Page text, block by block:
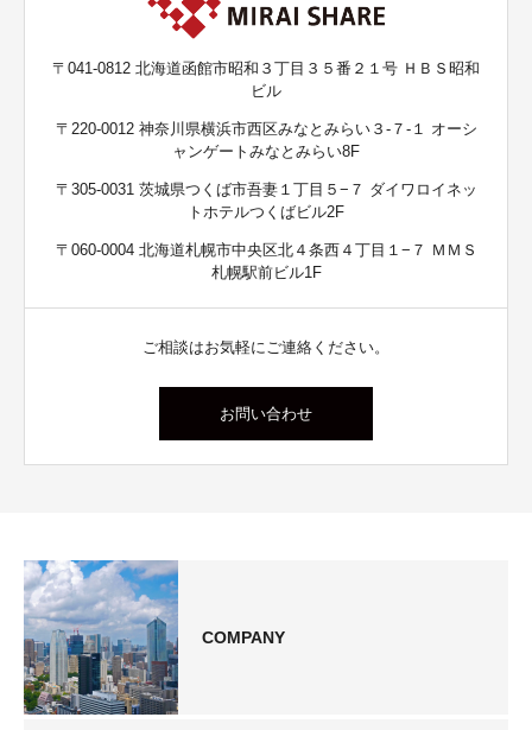
〒041-0812 北海道函館市昭和３丁目３５番２１号 ＨＢＳ昭和
ビル
〒220-0012 神奈川県横浜市西区みなとみらい３-７-１ オーシ
ャンゲートみなとみらい8F
〒305-0031 茨城県つくば市吾妻１丁目５−７ ダイワロイネッ
トホテルつくばビル2F
〒060-0004 北海道札幌市中央区北４条西４丁目１−７ ＭＭＳ
札幌駅前ビル1F
ご相談はお気軽にご連絡ください。
お問い合わせ
COMPANY